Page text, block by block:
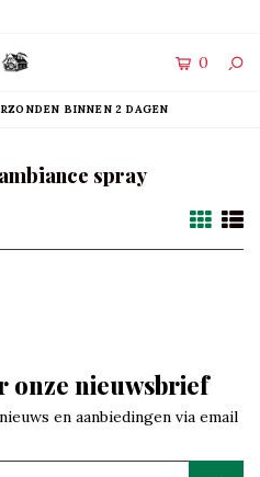
0
BINNEN 2 DAGEN
spray
onze nieuwsbrief
en aanbiedingen via email